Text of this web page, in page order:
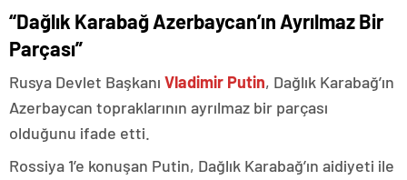
“Dağlık Karabağ Azerbaycan’ın Ayrılmaz Bir
Parçası”
Rusya Devlet Başkanı Vladimir Putin, Dağlık Karabağ’ın
Azerbaycan topraklarının ayrılmaz bir parçası
olduğunu ifade etti.
Rossiya 1’e konuşan Putin, Dağlık Karabağ’ın aidiyeti ile